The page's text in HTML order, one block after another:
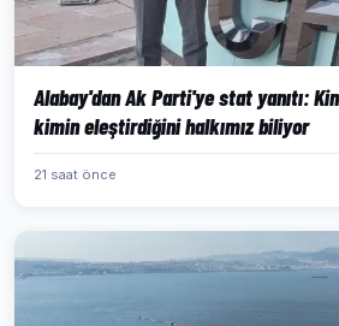
Alabay'dan Ak Parti'ye stat yanıtı:
kimin eleştirdiğini halkımız biliyor
21 saat önce